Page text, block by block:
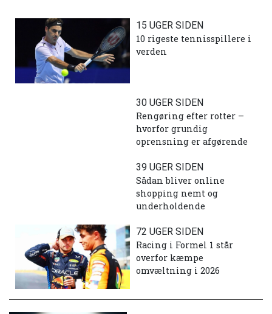
15 UGER SIDEN
10 rigeste tennisspillere i
verden
30 UGER SIDEN
Rengøring efter rotter –
hvorfor grundig
oprensning er afgørende
39 UGER SIDEN
Sådan bliver online
shopping nemt og
underholdende
72 UGER SIDEN
Racing i Formel 1 står
overfor kæmpe
omvæltning i 2026